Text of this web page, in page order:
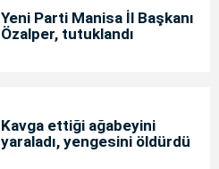
Yeni Parti Manisa İl Başkanı
Özalper, tutuklandı
Kavga ettiği ağabeyini
yaraladı, yengesini öldürdü